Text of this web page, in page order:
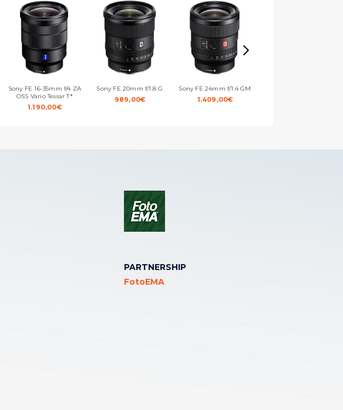
Sony FE 16-35mm f/4 ZA
OSS Vario Tessar T*
1.190,00€
Sony FE 20mm f/1.8 G
989,00€
Sony FE 24mm f/1.4 GM
1.409,00€
PARTNERSHIP
FotoEMA